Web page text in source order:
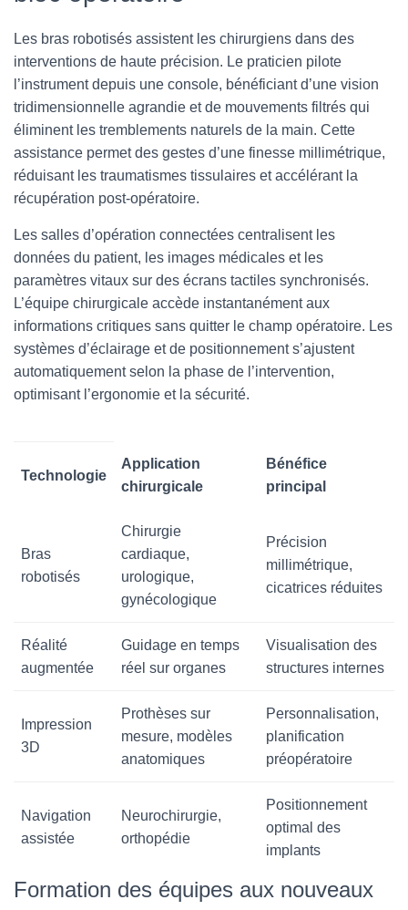
Les bras robotisés assistent les chirurgiens dans des
interventions de haute précision. Le praticien pilote
l’instrument depuis une console, bénéficiant d’une vision
tridimensionnelle agrandie et de mouvements filtrés qui
éliminent les tremblements naturels de la main. Cette
assistance permet des gestes d’une finesse millimétrique,
réduisant les traumatismes tissulaires et accélérant la
récupération post-opératoire.
Les salles d’opération connectées centralisent les
données du patient, les images médicales et les
paramètres vitaux sur des écrans tactiles synchronisés.
L’équipe chirurgicale accède instantanément aux
informations critiques sans quitter le champ opératoire. Les
systèmes d’éclairage et de positionnement s’ajustent
automatiquement selon la phase de l’intervention,
optimisant l’ergonomie et la sécurité.
Technologie
Application
chirurgicale
Bénéfice
principal
Bras
robotisés
Chirurgie
cardiaque,
urologique,
gynécologique
Précision
millimétrique,
cicatrices réduites
Réalité
augmentée
Guidage en temps
réel sur organes
Visualisation des
structures internes
Impression
3D
Prothèses sur
mesure, modèles
anatomiques
Personnalisation,
planification
préopératoire
Navigation
assistée
Neurochirurgie,
orthopédie
Positionnement
optimal des
implants
Formation des équipes aux nouveaux